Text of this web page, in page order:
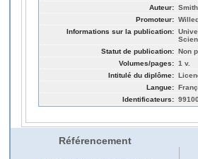
Auteur:
Promoteur:
Informations sur la publication:
Statut de publication: Non
Volumes/pages: 1 v.
Intitulé du diplôme:
Langue:
Identificateurs:
Référencement